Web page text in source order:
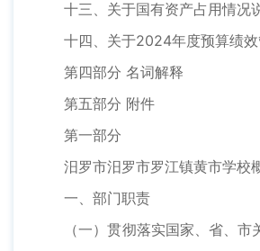
十三、关于国有资产占用情况
十四、关于2024年度预算绩效
第四部分 名词解释
第五部分 附件
第一部分
汨罗市汨罗市罗江镇黄市学校
一、部门职责
（一）贯彻落实国家、省、市